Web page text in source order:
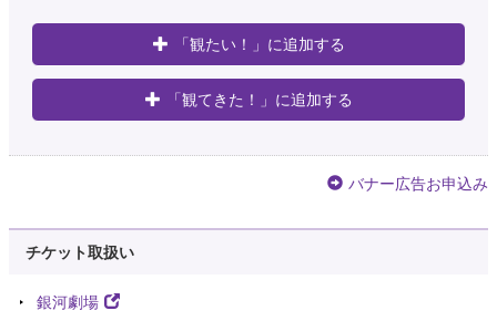
「観たい！」に追加する
「観てきた！」に追加する
バナー広告お申込み
チケット取扱い
銀河劇場